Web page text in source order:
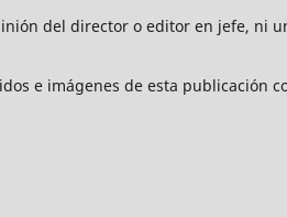
del director o editor en jefe, ni
e imágenes de esta publicación